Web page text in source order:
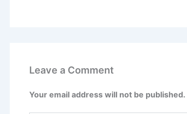
Leave a Comment
Your email address will not be published.